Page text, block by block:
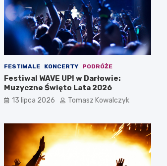
FESTIWALE KONCERTY PODRÓŻE
Festiwal WAVE UP! w Darłowie:
Muzyczne Święto Lata 2026
13 lipca 2026 Tomasz Kowalczyk